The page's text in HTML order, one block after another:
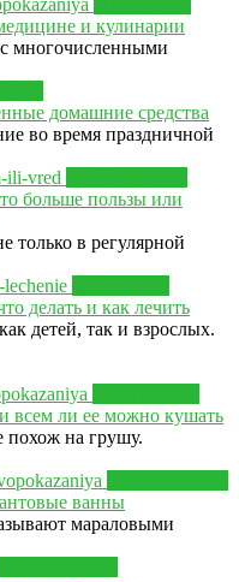
и кулинарии
с многочисленными
домашние средства
во время праздничной
больше пользы или
только в регулярной
делать и как лечить
детей, так и взрослых.
всем ли ее можно кушать
похож на грушу.
ванны
мараловыми